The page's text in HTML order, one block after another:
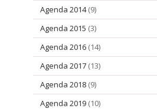
Agenda 2014(9)
Agenda 2015 (3)
Agenda 2016 (14)
Agenda 2017 (13)
Agenda 2018 (9)
Agenda 2019 (10)